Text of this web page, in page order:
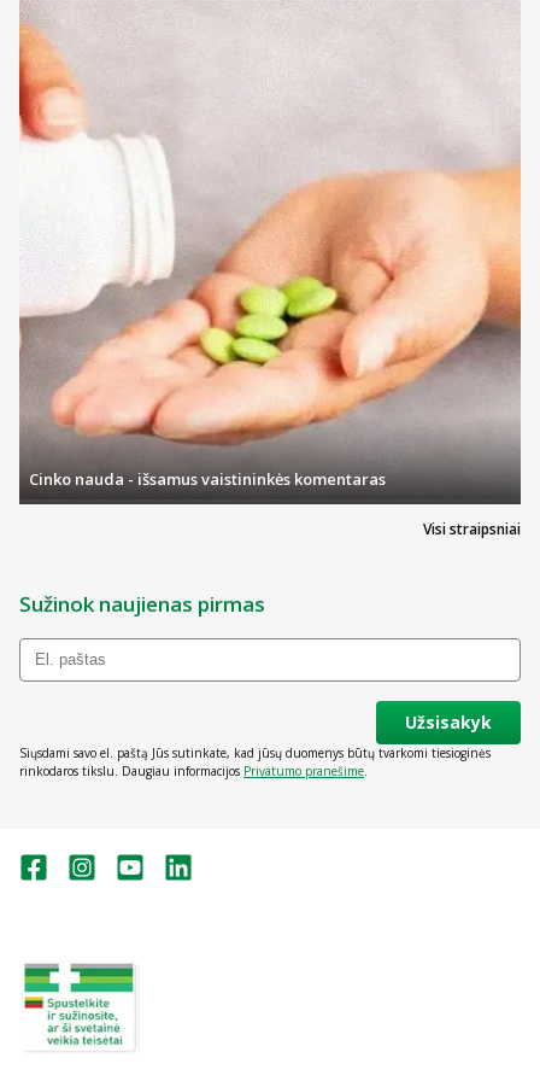
Visi straipsniai
Cinko nauda - išsamus vaistininkės komentaras
Sužinok naujienas pirmas
Užsisakyk
Siųsdami savo el. paštą Jūs sutinkate, kad jūsų duomenys būtų tvarkomi tiesioginės
rinkodaros tikslu. Daugiau informacijos Privatumo pranešime.